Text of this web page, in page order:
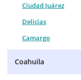
Ciudad Juárez
Delicias
Camargo
Coahuila